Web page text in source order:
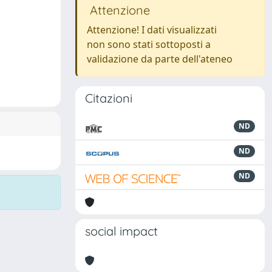
Attenzione
Attenzione! I dati visualizzati
non sono stati sottoposti a
validazione da parte dell'ateneo
Citazioni
ND
ND
ND
social impact